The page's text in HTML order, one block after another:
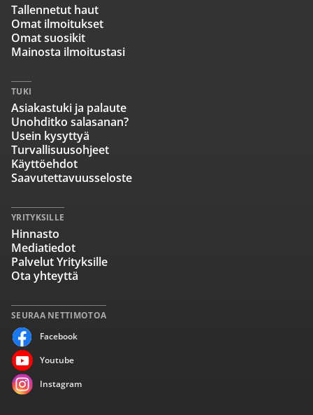
SEURAA NETTIMOTOA
Facebook
Youtube
Instagram
Tallennetut haut
Omat ilmoitukset
Omat suosikit
Mainosta ilmoitustasi
TUKI
Asiakastuki ja palaute
Unohditko salasanan?
Usein kysyttyä
Turvallisuusohjeet
Käyttöehdot
Saavutettavuusseloste
YRITYKSILLE
Hinnasto
Mediatiedot
Palvelut Yrityksille
Ota yhteyttä